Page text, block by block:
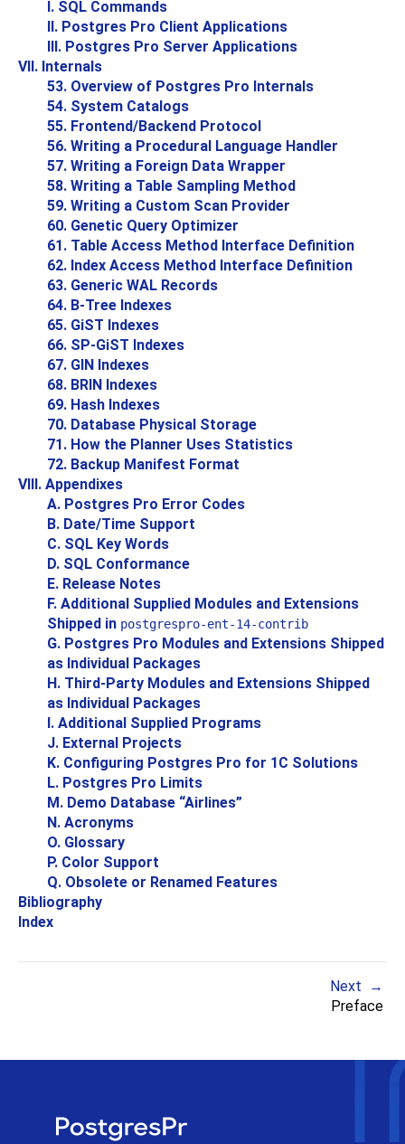
I. SQL Commands
II. Postgres Pro Client Applications
III. Postgres Pro Server Applications
VII. Internals
53. Overview of Postgres Pro Internals
54. System Catalogs
55. Frontend/Backend Protocol
56. Writing a Procedural Language Handler
57. Writing a Foreign Data Wrapper
58. Writing a Table Sampling Method
59. Writing a Custom Scan Provider
60. Genetic Query Optimizer
61. Table Access Method Interface Definition
62. Index Access Method Interface Definition
63. Generic WAL Records
64. B-Tree Indexes
65. GiST Indexes
66. SP-GiST Indexes
67. GIN Indexes
68. BRIN Indexes
69. Hash Indexes
70. Database Physical Storage
71. How the Planner Uses Statistics
72. Backup Manifest Format
VIII. Appendixes
A. Postgres Pro Error Codes
B. Date/Time Support
C. SQL Key Words
D. SQL Conformance
E. Release Notes
F. Additional Supplied Modules and Extensions
Shipped in postgrespro-ent-14-contrib
G. Postgres Pro Modules and Extensions Shipped
as Individual Packages
H. Third-Party Modules and Extensions Shipped
as Individual Packages
I. Additional Supplied Programs
J. External Projects
K. Configuring Postgres Pro for 1C Solutions
L. Postgres Pro Limits
M. Demo Database “Airlines”
N. Acronyms
O. Glossary
P. Color Support
Q. Obsolete or Renamed Features
Bibliography
Index
Next
Preface